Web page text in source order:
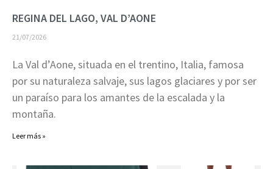
REGINA DEL LAGO, VAL D’AONE
21/07/2026
La Val d’Aone, situada en el trentino, Italia, famosa
por su naturaleza salvaje, sus lagos glaciares y por ser
un paraíso para los amantes de la escalada y la
montaña.
Leer más »